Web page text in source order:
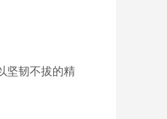
坚韧不拔的精